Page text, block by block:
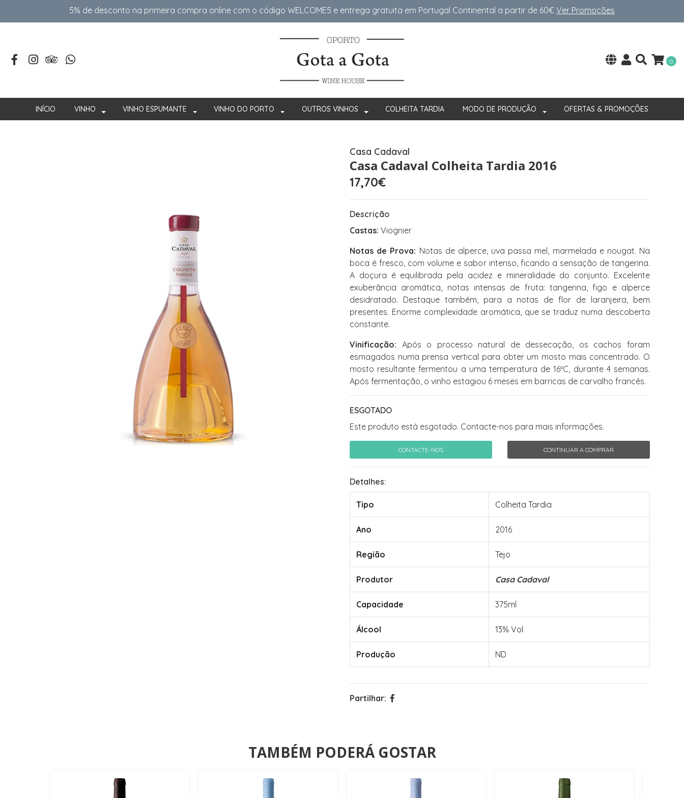
5% de desconto na primeira compra online com o código WELCOME5 e entrega gratuita em Portugal Continental a partir de 60€ Ver Promoções
0
INÍCIO VINHO VINHO ESPUMANTE VINHO DO PORTO OUTROS VINHOS COLHEITA TARDIA MODO DE PRODUÇÃO OFERTAS & PROMOÇÕES
Casa Cadaval
Casa Cadaval Colheita Tardia 2016
17,70€
Descrição
Castas: Viognier
Notas de Prova: Notas de alperce, uva passa mel, marmelada e nougat. Na
boca é fresco, com volume e sabor intenso, ficando a sensação de tangerina.
A doçura é equilibrada pela acidez e mineralidade do conjunto. Excelente
exuberância aromática, notas intensas de fruta: tangerina, figo e alperce
desidratado. Destaque também, para a notas de flor de laranjeira, bem
presentes. Enorme complexidade aromática, que se traduz numa descoberta
constante.
Vinificação: Após o processo natural de dessecação, os cachos foram
esmagados numa prensa vertical para obter um mosto mais concentrado. O
mosto resultante fermentou a uma temperatura de 16ºC, durante 4 semanas.
Após fermentação, o vinho estagiou 6 meses em barricas de carvalho francês.
ESGOTADO
Este produto está esgotado. Contacte-nos para mais informações.
CONTACTE-NOS CONTINUAR A COMPRAR
Detalhes:
Tipo Colheita Tardia
Ano 2016
Região Tejo
Produtor Casa Cadaval
Capacidade 375ml
Álcool 13% Vol
Produção ND
Partilhar:
TAMBÉM PODERÁ GOSTAR